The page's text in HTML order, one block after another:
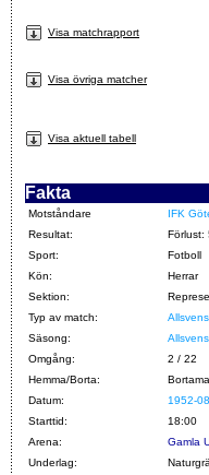
Visa matchrapport
Visa övriga matcher
Visa aktuell tabell
Fakta
Motståndare IFK
Resultat:
Förlust:
Sport:
Fotboll
Kön:
Herrar
Sektion:
Typ av match:
Säsong:
Omgång:
2 / 22
Hemma/Borta:
Datum:
1952-
Starttid:
18:00
Arena:
Gamla
Underlag: